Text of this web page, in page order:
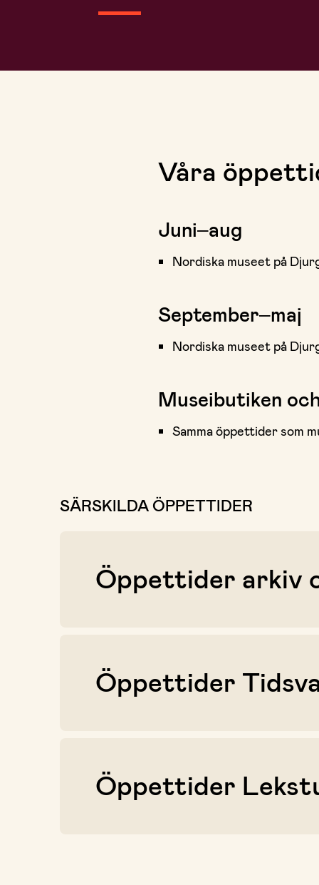
Våra
Juni–aug
Nordiska museet på
September–maj
Nordiska museet på
Museibutiken
Samma öppettider som
SÄRSKILDA ÖPPETTIDER
Öppettider arkiv
Öppettider
Öppettider